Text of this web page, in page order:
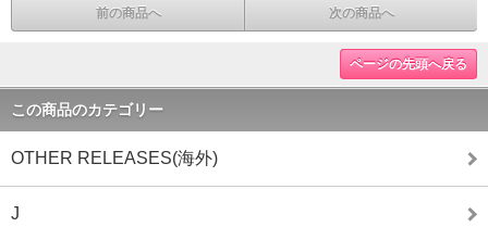
前の商品へ 次の商品へ
ページの先頭へ戻る
この商品のカテゴリー
OTHER RELEASES(海外)
J